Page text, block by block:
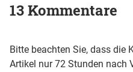
13 Kommentare
Bitte beachten Sie, dass die
Artikel nur 72 Stunden nach